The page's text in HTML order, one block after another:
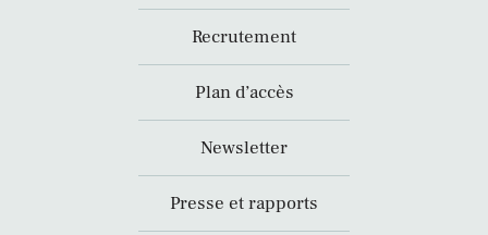
Recrutement
Plan d’accès
Newsletter
Presse et rapports